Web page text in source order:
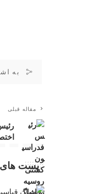
به
مقاله قبلی
پست های